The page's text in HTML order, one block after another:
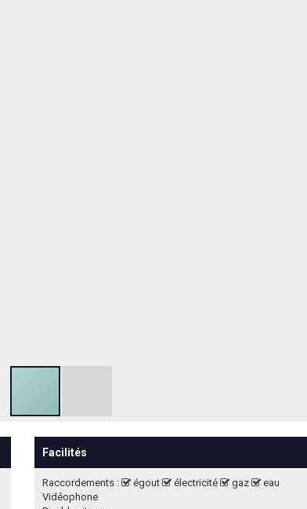
Facilités
Raccordements : égout électricité gaz
eau
Vidéophone